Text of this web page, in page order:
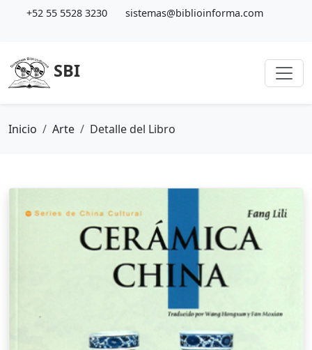
+52 55 5528 3230 sistemas@biblioinforma.com
SBI
Inicio Arte Detalle del Libro